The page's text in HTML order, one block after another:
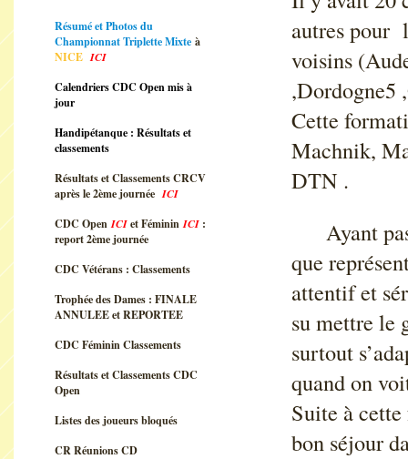
Résumé et Photos du
Championnat Triplette Mixte à
NICEICI
Calendriers CDC Open mis à
jour
Handipétanque : Résultats et
classements
Résultats et Classements CRCV
après le 2ème journée ICI
CDC OpenICIet FémininICI :
report 2ème journée
CDC Vétérans : Classements
Trophée des Dames : FINALE
ANNULEE et REPORTEE
CDC Féminin Classements
Résultats et Classements CDC
Open
Listes des joueurs bloqués
CR Réunions CD
autres pour
voisins
,Dordogne5
Cette
Machnik,
DTN .
Ayant
que
attentif et
su mettre le
surtout
quand on
Suite à
bon séjour